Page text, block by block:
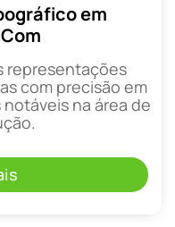
em
representações
com precisão em
na área de